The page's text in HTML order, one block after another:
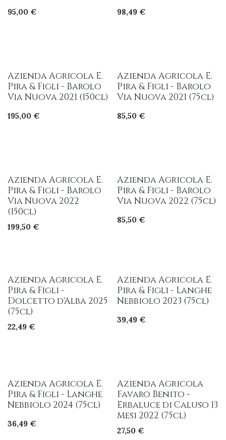
95,00 € 98,49€
Azienda Agricola E.
Pira & Figli - Barolo
Via Nuova 2021 (150cl)
195,00 €
Azienda Agricola E.
Pira & Figli - Barolo
Via Nuova 2021 (75cl)
85,50€
Azienda Agricola E.
Pira & Figli - Barolo
Via Nuova 2022
(150cl)
199,50 €
Azienda Agricola E.
Pira & Figli - Barolo
Via Nuova 2022 (75cl)
85,50€
Azienda Agricola E.
Pira & Figli -
Dolcetto d'Alba 2025
(75cl)
22,49 €
Azienda Agricola E.
Pira & Figli - Langhe
Nebbiolo 2023 (75cl)
39,49€
Azienda Agricola E.
Pira & Figli - Langhe
Nebbiolo 2024 (75cl)
36,49 €
Azienda Agricola
Favaro Benito -
Erbaluce di Caluso 13
Mesi 2022 (75cl)
27,50€